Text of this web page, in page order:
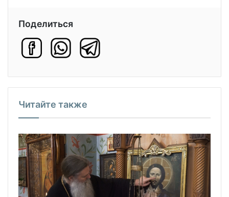
Поделиться
Читайте также